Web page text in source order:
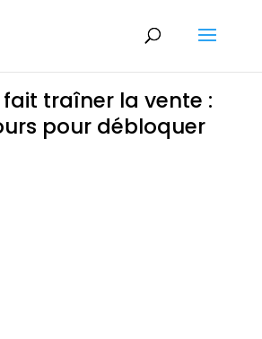
traîner la vente :
pour débloquer